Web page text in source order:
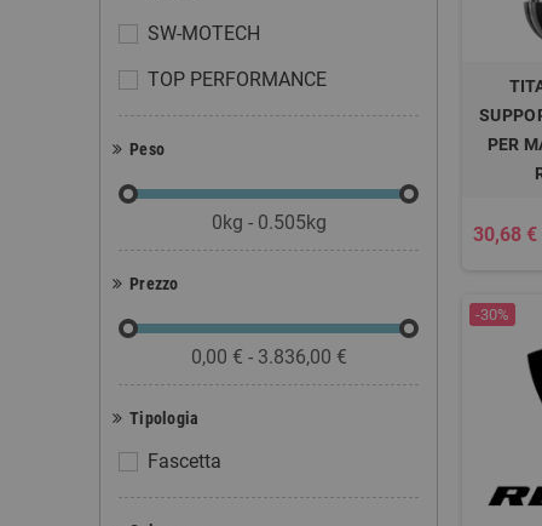
SW-MOTECH
TOP PERFORMANCE
Peso
0kg - 0.505kg
Prezzo
0,00 € - 3.836,00 €
Tipologia
Fascetta
PER
30,68 €
-30%